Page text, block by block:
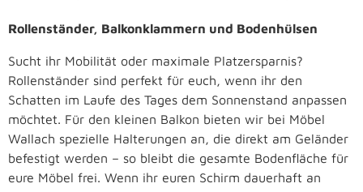
Rollenständer, Balkonklammern und Bodenhülsen
Sucht ihr Mobilität oder maximale Platzersparnis?
Rollenständer sind perfekt für euch, wenn ihr den
Schatten im Laufe des Tages dem Sonnenstand anpassen
möchtet. Für den kleinen Balkon bieten wir bei Möbel
Wallach spezielle Halterungen an, die direkt am Geländer
befestigt werden – so bleibt die gesamte Bodenfläche für
eure Möbel frei. Wenn ihr euren Schirm dauerhaft an